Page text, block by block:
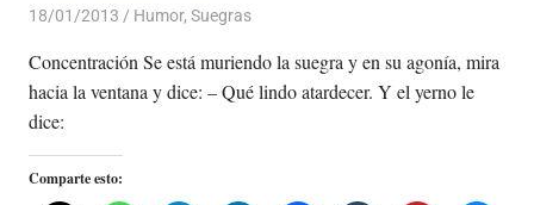
18/01/2013 Luis Castellanos
Humor, Suegras
Concentración Se está muriendo la suegra y en su agonía, mira
hacia la ventana y dice: – Qué lindo atardecer. Y el yerno le
dice:
Comparte esto: